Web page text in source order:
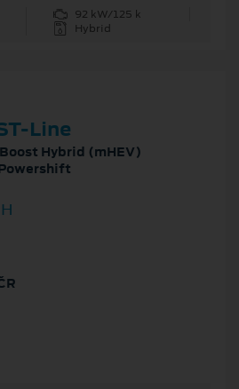
92 kW/125 k
Hybrid
Line
Hybrid (mHEV)